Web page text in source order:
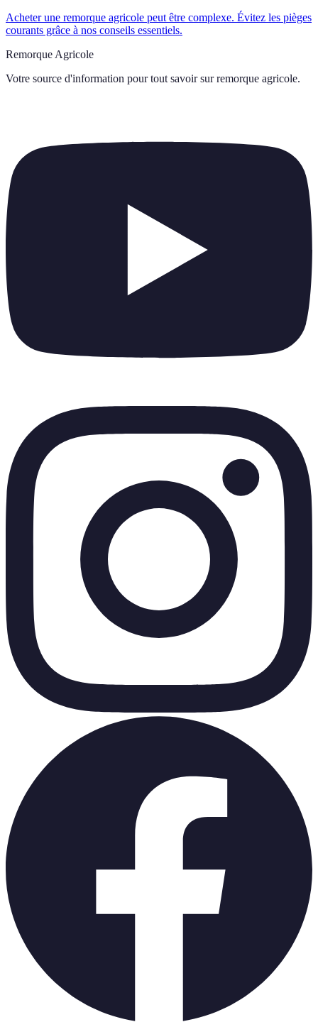
Acheter une remorque agricole peut être complexe. Évitez les pièges
courants grâce à nos conseils essentiels.
Remorque Agricole
Votre source d'information pour tout savoir sur remorque agricole.